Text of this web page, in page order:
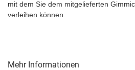
mit dem Sie dem mitgelieferten
verleihen können.
Mehr Informationen